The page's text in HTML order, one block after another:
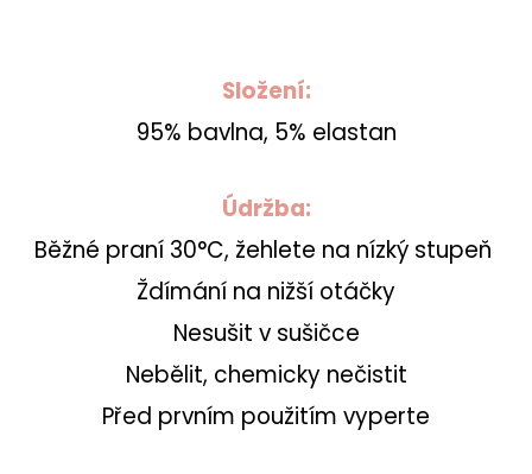
Složení:
95% bavlna, 5% elastan
Údržba:
Běžné praní 30°C, žehlete na nízký stupeň
Ždímání na nižší otáčky
Nesušit v sušičce
Nebělit, chemicky nečistit
Před prvním použitím vyperte